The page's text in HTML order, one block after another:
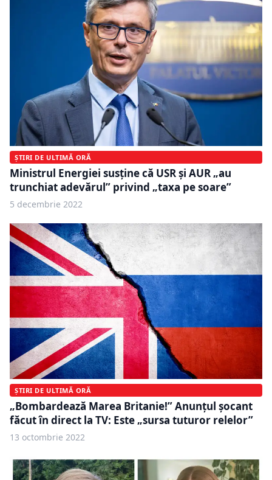
ȘTIRI DE ULTIMĂ ORĂ
Ministrul Energiei susține că USR și AUR „au
trunchiat adevărul” privind „taxa pe soare”
5 decembrie 2022
ȘTIRI DE ULTIMĂ ORĂ
„Bombardează Marea Britanie!” Anunțul șocant
făcut în direct la TV: Este „sursa tuturor relelor”
13 octombrie 2022